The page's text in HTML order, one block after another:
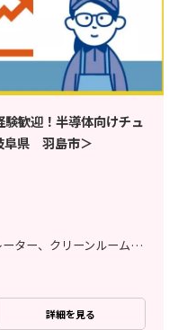
験歓迎！半導体向けチュ
阜県 羽島市＞
検査、加工、マシンオペレーター、クリーンルーム、清掃・洗浄、品質管理、立ち作業、バリ取り
詳細を見る